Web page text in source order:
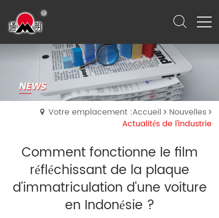
Votre emplacement :Accueil
Nouvelles
Actualités de l'industrie
Comment fonctionne le film
réfléchissant de la plaque
d'immatriculation d'une voiture
en Indonésie ?